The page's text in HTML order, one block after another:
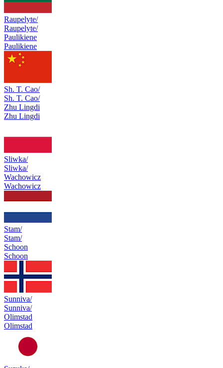
Raupelyte/
Raupelyte/
Paulikiene
Paulikiene
Sh. T. Cao/
Sh. T. Cao/
Zhu Lingdi
Zhu Lingdi
Sliwka/
Sliwka/
Wachowicz
Wachowicz
Stam/
Stam/
Schoon
Schoon
Sunniva/
Sunniva/
Olimstad
Olimstad